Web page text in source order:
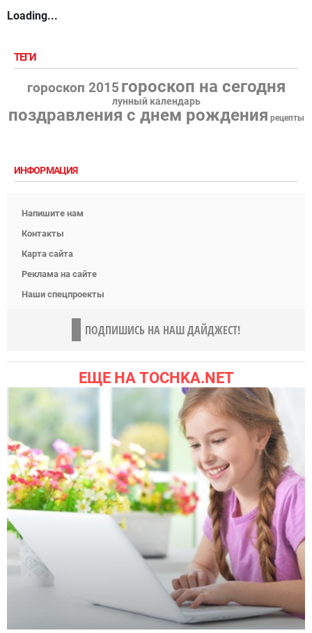
Loading...
ТЕГИ
гороскоп 2015 гороскоп на сегодня
лунный календарь
поздравления с днем рождения рецепты
ИНФОРМАЦИЯ
Напишите нам
Контакты
Карта сайта
Реклама на сайте
Наши спецпроекты
ПОДПИШИСЬ НА НАШ ДАЙДЖЕСТ!
ЕЩЕ НА TOCHKA.NET